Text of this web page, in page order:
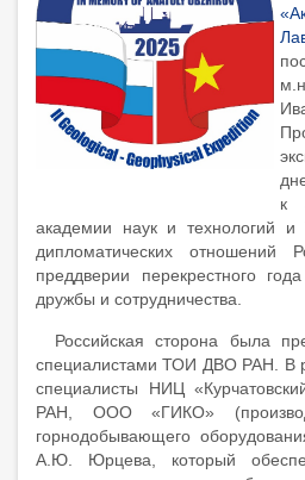
к
академии наук и технологий и
дипломатических
преддверии перекрестного
дружбы и сотрудничества.
Российская сторона была
специалистами ТОИ ДВО РАН. В
специалисты НИЦ
РАН, ООО «ГИКО»
горнодобывающего
А.Ю. Юрцева, который